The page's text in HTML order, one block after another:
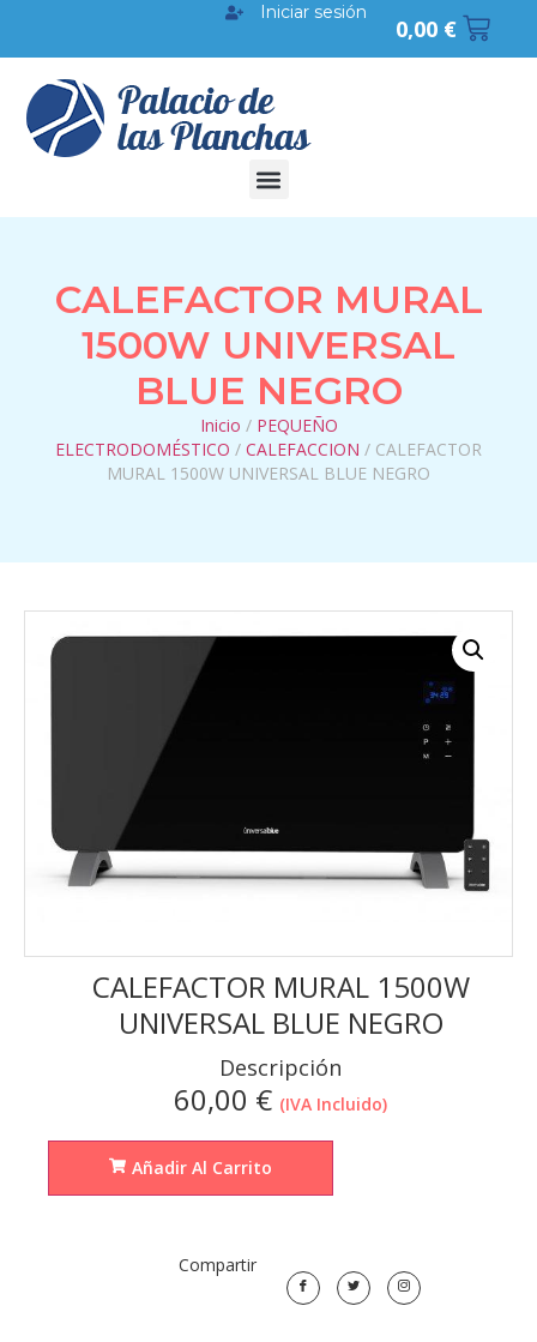
0,00 €
Iniciar sesión
CALEFACTOR MURAL
1500W UNIVERSAL
BLUE NEGRO
Inicio / PEQUEÑO
ELECTRODOMÉSTICO / CALEFACCION / CALEFACTOR
MURAL 1500W UNIVERSAL BLUE NEGRO
CALEFACTOR MURAL 1500W
UNIVERSAL BLUE NEGRO
Descripción
60,00 € (IVA Incluido)
Añadir Al Carrito
Compartir